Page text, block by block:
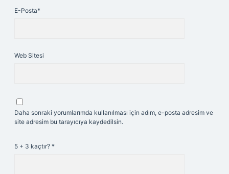
E-Posta*
Web Sitesi
Daha sonraki yorumlarımda kullanılması için adım, e-posta adresim ve
site adresim bu tarayıcıya kaydedilsin.
5 + 3 kaçtır? *